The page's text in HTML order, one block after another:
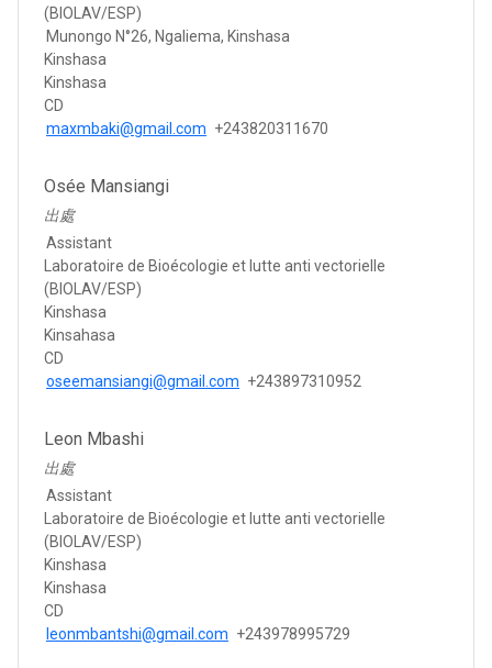
(BIOLAV/ESP)
Munongo N°26, Ngaliema, Kinshasa
Kinshasa
Kinshasa
CD
maxmbaki@gmail.com +243820311670
Osée Mansiangi
出處
Assistant
Laboratoire de Bioécologie et lutte anti vectorielle
(BIOLAV/ESP)
Kinshasa
Kinsahasa
CD
oseemansiangi@gmail.com +243897310952
Leon Mbashi
出處
Assistant
Laboratoire de Bioécologie et lutte anti vectorielle
(BIOLAV/ESP)
Kinshasa
Kinshasa
CD
leonmbantshi@gmail.com +243978995729